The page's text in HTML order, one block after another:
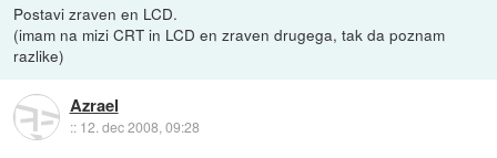
Postavi zraven en LCD.
(imam na mizi CRT in LCD en zraven drugega, tak da poznam
razlike)
Azrael
:: 12. dec 2008, 09:28